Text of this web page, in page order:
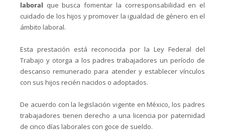
laboral que busca fomentar la corresponsabilidad en el
cuidado de los hijos y promover la igualdad de género en el
ámbito laboral.
Esta prestación está reconocida por la Ley Federal del
Trabajo y otorga a los padres trabajadores un período de
descanso remunerado para atender y establecer vínculos
con sus hijos recién nacidos o adoptados.
De acuerdo con la legislación vigente en México, los padres
trabajadores tienen derecho a una licencia por paternidad
de cinco días laborales con goce de sueldo.